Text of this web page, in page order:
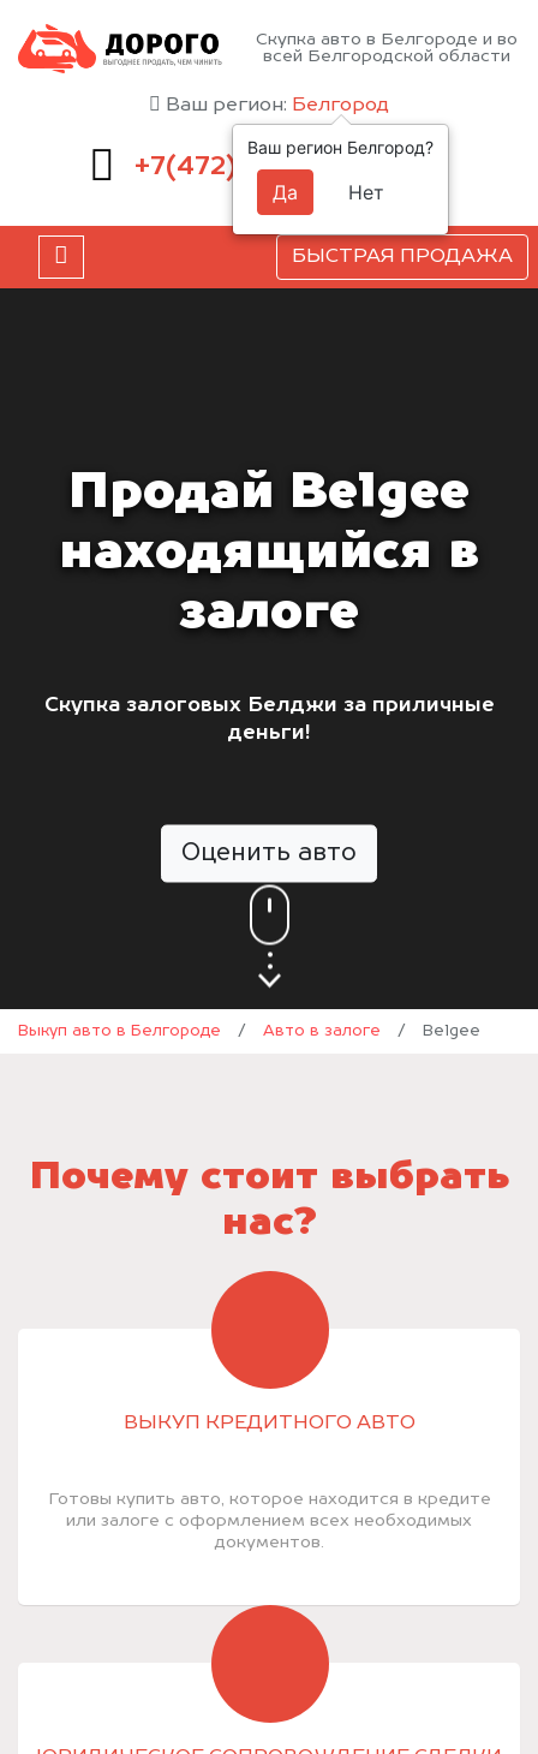
Скупка авто в Белгороде и во
всей Белгородской области
Ваш регион: Белгород
+7(472) 220-54-52
БЫСТРАЯ ПРОДАЖА
Продай Belgee
находящийся в
залоге
Скупка залоговых Белджи за приличные
деньги!
Оценить авто
Выкуп авто в Белгороде / Авто в залоге / Belgee
Почему стоит выбрать
нас?
ВЫКУП КРЕДИТНОГО АВТО
Готовы купить авто, которое находится в кредите
или залоге с оформлением всех необходимых
документов.
Ваш регион Белгород?
Да Нет